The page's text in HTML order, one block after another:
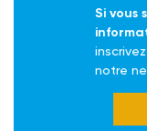
Si vous
notre